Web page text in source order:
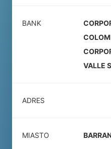
BANK
VALLE
ADRES
MIASTO